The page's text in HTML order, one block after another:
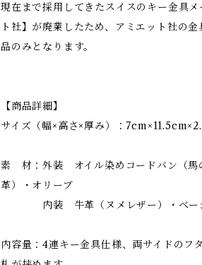
現在まで採用してきたスイスのキー金具メ
ト社】が廃業したため、アミエット社の
品のみとなります。
【商品詳細】
サイズ（幅×高さ×厚み）：
素 材：外装 オイル染めコードバン（馬
革）・オリーブ
内装 牛革（ヌメレザー）・ベー
内容量：4連キー金具仕様、両サイドのフ